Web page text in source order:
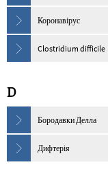
Коронавірус
Clostridium difficile
D
Бородавки Делла
Дифтерія